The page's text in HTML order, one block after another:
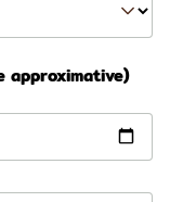
approximative)